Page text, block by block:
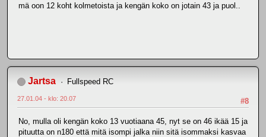
mä oon 12 koht kolmetoista ja kengän koko on jotain 43 ja puol..
Jartsa Fullspeed RC
#8
27.01.04 - klo: 20.07
No, mulla oli kengän koko 13 vuotiaana 45, nyt se on 46 ikää 15 ja
pituutta on n180 että mitä isompi jalka niin sitä isommaksi kasvaa